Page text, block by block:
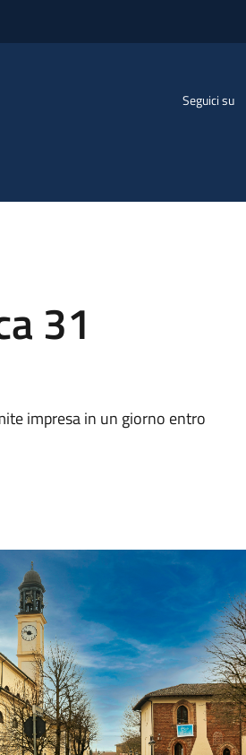
Seguici su
31
impresa in un giorno entro